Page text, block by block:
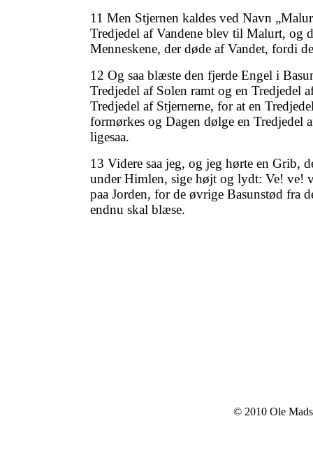
11 Men Stjernen kaldes ved Navn
Tredjedel af Vandene blev til Malurt, og
Menneskene, der døde af Vandet, fordi
12 Og saa blæste den fjerde Engel i
Tredjedel af Solen ramt og en Tredjedel
Tredjedel af Stjernerne, for at en
formørkes og Dagen dølge en Tredjedel
ligesaa.
13 Videre saa jeg, og jeg hørte en Grib,
under Himlen, sige højt og lydt: Ve! ve!
paa Jorden, for de øvrige Basunstød fra
endnu skal blæse.
© 2010 Ole